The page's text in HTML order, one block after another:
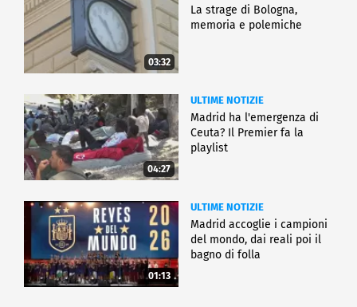
03:32
La strage di Bologna,
memoria e polemiche
04:27
ULTIME NOTIZIE
Madrid ha l'emergenza di
Ceuta? Il Premier fa la
playlist
01:13
ULTIME NOTIZIE
Madrid accoglie i campioni
del mondo, dai reali poi il
bagno di folla